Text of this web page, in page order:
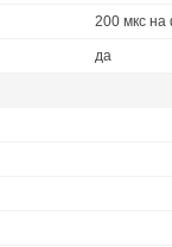
200 мкс на
да